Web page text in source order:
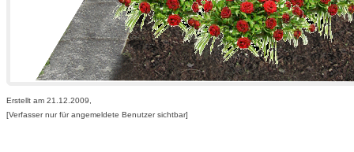
Erstellt am 21.12.2009,
[Verfasser nur für angemeldete Benutzer sichtbar]